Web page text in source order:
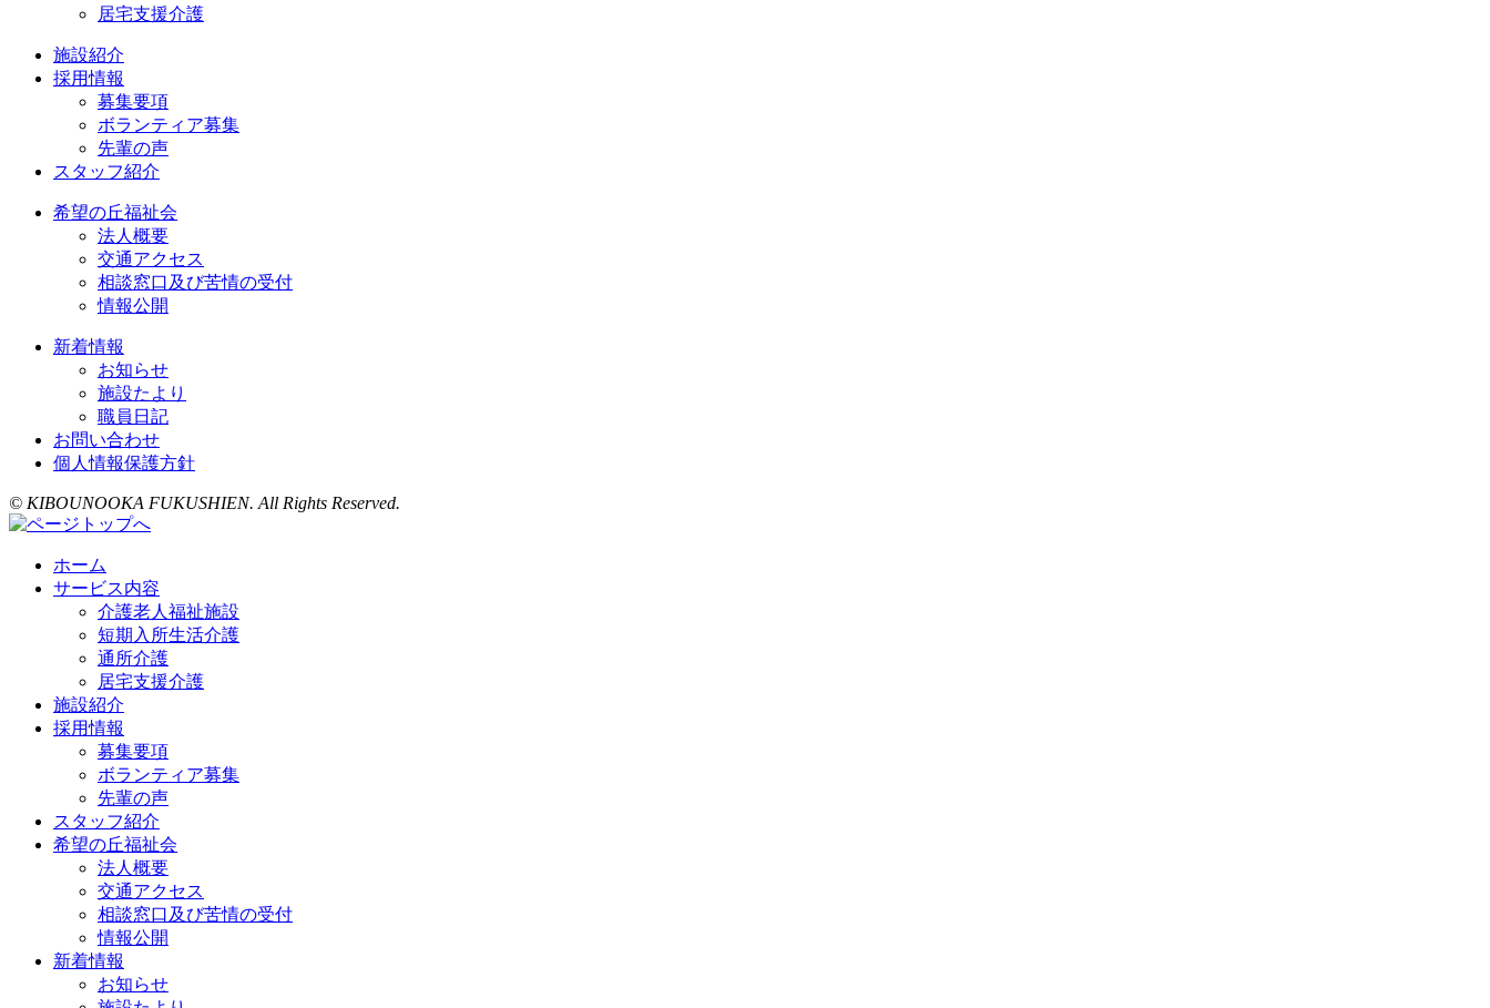
居宅支援介護
施設紹介
採用情報
募集要項
ボランティア募集
先輩の声
スタッフ紹介
希望の丘福祉会
法人概要
交通アクセス
相談窓口及び苦情の受付
情報公開
新着情報
お知らせ
施設たより
職員日記
お問い合わせ
個人情報保護方針
© KIBOUNOOKA FUKUSHIEN. All Rights Reserved.
ホーム
サービス内容
介護老人福祉施設
短期入所生活介護
通所介護
居宅支援介護
施設紹介
採用情報
募集要項
ボランティア募集
先輩の声
スタッフ紹介
希望の丘福祉会
法人概要
交通アクセス
相談窓口及び苦情の受付
情報公開
新着情報
お知らせ